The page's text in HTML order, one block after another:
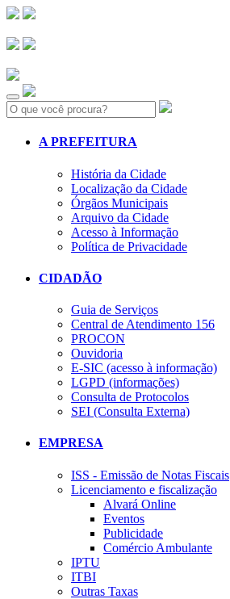
Search:
A PREFEITURA
História da Cidade
Localização da Cidade
Órgãos Municipais
Arquivo da Cidade
Acesso à Informação
Política de Privacidade
CIDADÃO
Guia de Serviços
Central de Atendimento 156
PROCON
Ouvidoria
E-SIC (acesso à informação)
LGPD (informações)
Consulta de Protocolos
SEI (Consulta Externa)
EMPRESA
ISS - Emissão de Notas Fiscais
Licenciamento e fiscalização
Alvará Online
Eventos
Publicidade
Comércio Ambulante
IPTU
ITBI
Outras Taxas